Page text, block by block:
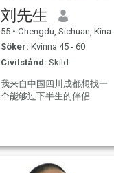
刘先生
55 • Chengdu, Sichuan, Kina
Söker: Kvinna 45 - 60
Civilstånd: Skild
我来自中国四川成都想找一
个能够过下半生的伴侣